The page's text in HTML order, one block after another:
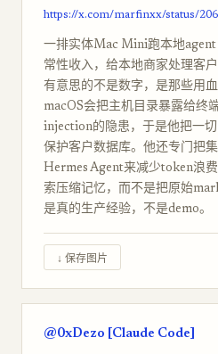
https://x.com/marfinxx/status/
一排实体Mac Mini跑本地
常性收入，给本地商家处理客
有意思的不是数字，是那些用
macOS会把主机目录暴露给终
injection的隐患，于是他把一
保护客户数据库。他还专门把
Hermes Agent来减少token浪
索压缩记忆，而不是把原始
是真的生产经验，不是demo。
↓ 保存图片
@0xDezo [Claude Code]